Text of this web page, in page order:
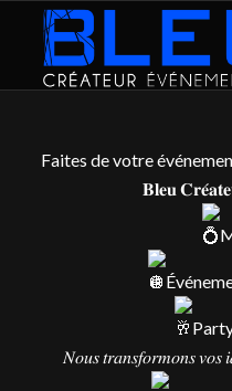
Faites de votre
𝐁𝐥𝐞𝐮
𝑁𝑜𝑢𝑠 𝑡𝑟𝑎𝑛𝑠𝑓𝑜𝑟𝑚𝑜𝑛𝑠 𝑣𝑜𝑠